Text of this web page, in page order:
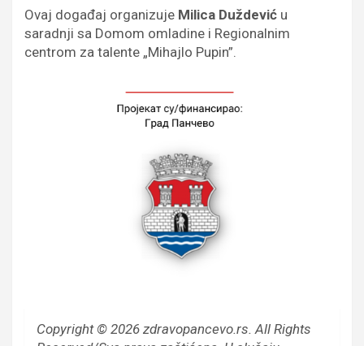
Ovaj događaj organizuje Milica Duždević u
saradnji sa Domom omladine i Regionalnim
centrom za talente „Mihajlo Pupin”.
Copyright © 2026 zdravopancevo.rs. All Rights